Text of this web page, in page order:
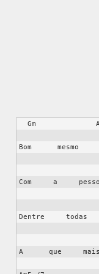
  Gm              Am5-/7                                                  D7                                   Gm
Bom      mesmo
Com     a
Dentre     todas
A      que